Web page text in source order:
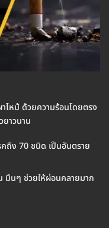
าไหม้ ด้วยความร้อนโดยตรง
าวนาน
คถึง 70 ชนิด เป็นอันตราย
มึนๆ ช่วยให้ผ่อนคลายมาก